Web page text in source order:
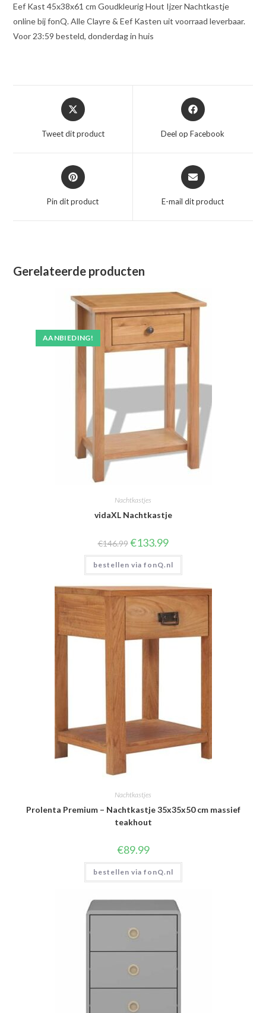
Eef Kast 45x38x61 cm Goudkleurig Hout Ijzer Nachtkastje
online bij fonQ. Alle Clayre & Eef Kasten uit voorraad leverbaar.
Voor 23:59 besteld, donderdag in huis
Opent
in
nieuw
Tweet dit product
Opent
in
nieuw
Deel op Facebook
Opent
in
nieuw
Pin dit product
Opent
in
nieuw
E-mail dit product
Gerelateerde producten
AANBIEDING!
Nachtkastjes
vidaXL Nachtkastje
€146.99 Oorspronkelijke
prijs
was:
€146.99.
€133.99Huidige
is:
€133.99.
bestellen via fonQ.nl
Nachtkastjes
Prolenta Premium – Nachtkastje 35x35x50 cm massief
teakhout
€89.99
bestellen via fonQ.nl